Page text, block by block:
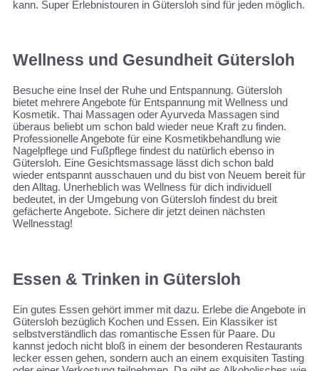
kann. Super Erlebnistouren in Gütersloh sind für jeden möglich.
Wellness und Gesundheit Gütersloh
Besuche eine Insel der Ruhe und Entspannung. Gütersloh
bietet mehrere Angebote für Entspannung mit Wellness und
Kosmetik. Thai Massagen oder Ayurveda Massagen sind
überaus beliebt um schon bald wieder neue Kraft zu finden.
Professionelle Angebote für eine Kosmetikbehandlung wie
Nagelpflege und Fußpflege findest du natürlich ebenso in
Gütersloh. Eine Gesichtsmassage lässt dich schon bald
wieder entspannt ausschauen und du bist von Neuem bereit für
den Alltag. Unerheblich was Wellness für dich individuell
bedeutet, in der Umgebung von Gütersloh findest du breit
gefächerte Angebote. Sichere dir jetzt deinen nächsten
Wellnesstag!
Essen & Trinken in Gütersloh
Ein gutes Essen gehört immer mit dazu. Erlebe die Angebote in
Gütersloh bezüglich Kochen und Essen. Ein Klassiker ist
selbstverständlich das romantische Essen für Paare. Du
kannst jedoch nicht bloß in einem der besonderen Restaurants
lecker essen gehen, sondern auch an einem exquisiten Tasting